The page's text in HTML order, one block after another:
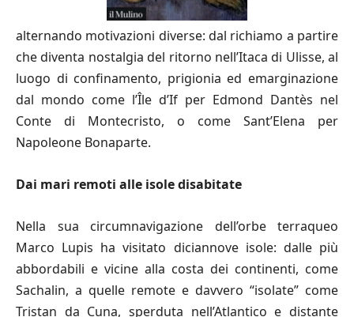
alternando motivazioni diverse: dal richiamo a partire
che diventa nostalgia del ritorno nell’Itaca di Ulisse, al
luogo di confinamento, prigionia ed emarginazione
dal mondo come l’Île d’If per Edmond Dantès nel
Conte di Montecristo, o come Sant’Elena per
Napoleone Bonaparte.
Dai mari remoti alle isole disabitate
Nella sua circumnavigazione dell’orbe terraqueo
Marco Lupis ha visitato diciannove isole: dalle più
abbordabili e vicine alla costa dei continenti, come
Sachalin, a quelle remote e davvero “isolate” come
Tristan da Cuna, sperduta nell’Atlantico e distante